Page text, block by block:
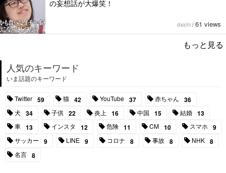
の妄想話が大爆笑！
daichi / 61 views
もっと見る
人気のキーワード
いま話題のキーワード
Twitter 59 猫 42 YouTube 37 赤ちゃん 36
犬 34 子供 22 炎上 16 中国 15 結婚 13
車 13 インスタ 12 危険 11 CM 10 スマホ 9
サッカー 9 LINE 9 コロナ 8 事故 8 NHK 8
名言 8